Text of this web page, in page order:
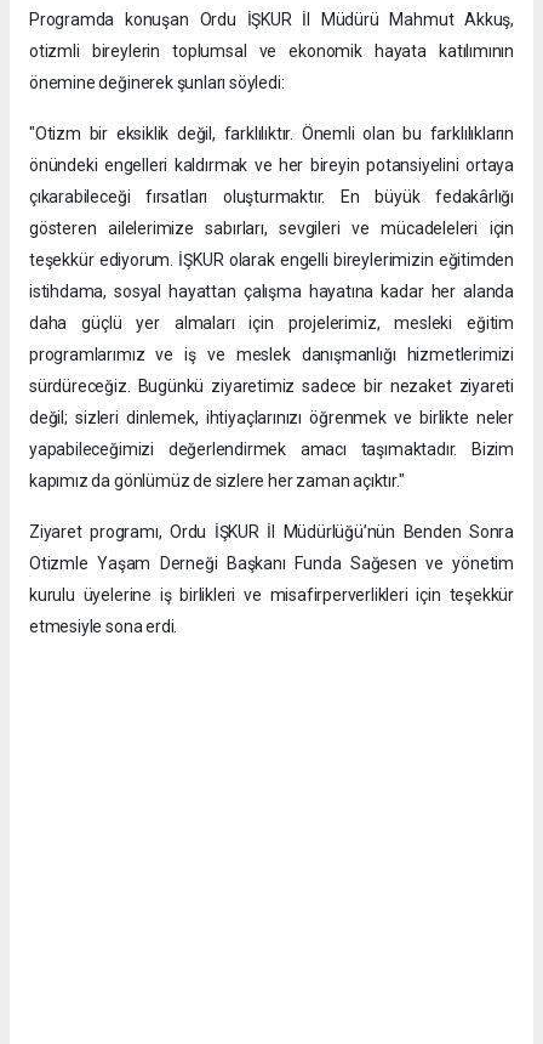
Programda konuşan Ordu İŞKUR İl Müdürü Mahmut Akkuş,
otizmli bireylerin toplumsal ve ekonomik hayata katılımının
önemine değinerek şunları söyledi:
"Otizm bir eksiklik değil, farklılıktır. Önemli olan bu farklılıkların
önündeki engelleri kaldırmak ve her bireyin potansiyelini ortaya
çıkarabileceği fırsatları oluşturmaktır. En büyük fedakârlığı
gösteren ailelerimize sabırları, sevgileri ve mücadeleleri için
teşekkür ediyorum. İŞKUR olarak engelli bireylerimizin eğitimden
istihdama, sosyal hayattan çalışma hayatına kadar her alanda
daha güçlü yer almaları için projelerimiz, mesleki eğitim
programlarımız ve iş ve meslek danışmanlığı hizmetlerimizi
sürdüreceğiz. Bugünkü ziyaretimiz sadece bir nezaket ziyareti
değil; sizleri dinlemek, ihtiyaçlarınızı öğrenmek ve birlikte neler
yapabileceğimizi değerlendirmek amacı taşımaktadır. Bizim
kapımız da gönlümüz de sizlere her zaman açıktır."
Ziyaret programı, Ordu İŞKUR İl Müdürlüğü’nün Benden Sonra
Otizmle Yaşam Derneği Başkanı Funda Sağesen ve yönetim
kurulu üyelerine iş birlikleri ve misafirperverlikleri için teşekkür
etmesiyle sona erdi.